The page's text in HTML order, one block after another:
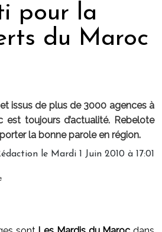
pour la
du Maroc
issus de plus de 3000 agences à
toujours d’actualité. Rebelote
la bonne parole en région.
le Mardi 1 Juin 2010 à 17:01